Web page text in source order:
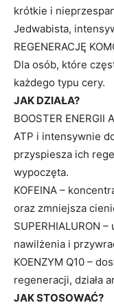
krótkie i
Jedwabista,
REGENERACJĘ
Dla osób, które
każdego typu cery.
JAK DZIAŁA?
BOOSTER
ATP i intensywnie
przyspiesza ich
wypoczęta.
KOFEINA –
oraz zmniejsza
SUPERHIALURON
nawilżenia i
KOENZYM Q10 –
regeneracji, działa
JAK STOSOWAĆ?